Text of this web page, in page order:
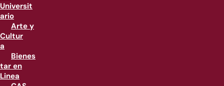
Universit
ario
Arte y
Cultur
a
Bienes
tar en
Linea